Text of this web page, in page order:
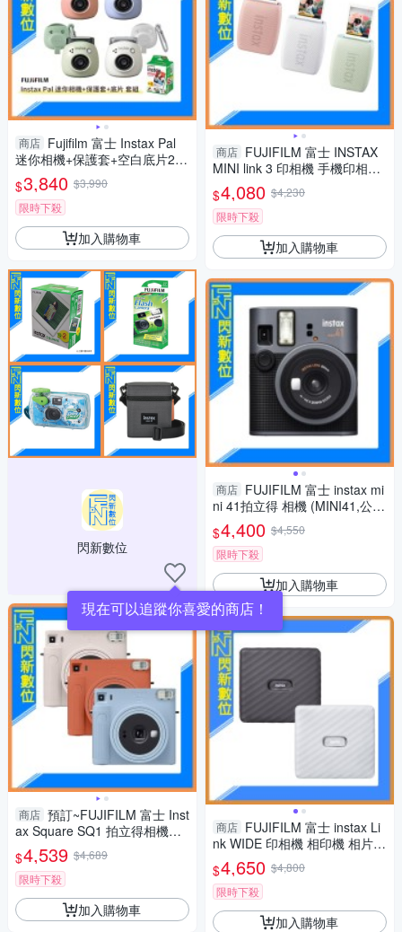
商店 Fujifilm 富士 Instax Pal
迷你相機+保護套+空白底片20
張(公司貨)藍/粉/白/綠
$3,840 $3,990
限時下殺
加入購物車
閃新數位
現在可以追蹤你喜愛的商店！
商店 預訂~FUJIFILM 富士 Inst
ax Square SQ1 拍立得相機
+底片20張 白/橙/藍 (公司貨)
$4,539 $4,689
限時下殺
加入購物車
商店 FUJIFILM 富士 INSTAX
MINI link 3 印相機 手機印相機
拍立得(公司貨)
$4,080 $4,230
限時下殺
加入購物車
商店 FUJIFILM 富士 instax mi
ni 41拍立得 相機 (MINI41,公司
貨)含空白底片40張
$4,400 $4,550
限時下殺
加入購物車
商店 FUJIFILM 富士 instax Li
nk WIDE 印相機 相印機 相片印
表機(公司貨)白/灰
$4,650 $4,800
限時下殺
加入購物車